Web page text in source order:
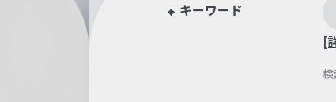
キーワード
[